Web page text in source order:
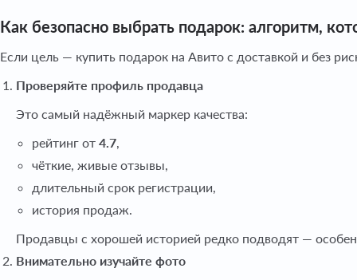
Как безопасно выбрать подарок: алгоритм,
Если цель — купить подарок на Авито с доставкой и без
Проверяйте профиль продавца
Это самый надёжный маркер качества:
рейтинг от 4.7,
чёткие, живые отзывы,
длительный срок регистрации,
история продаж.
Продавцы с хорошей историей редко подводят —
Внимательно изучайте фото